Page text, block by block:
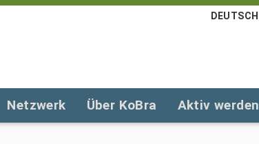
DEUTSCH
Netzwerk Über KoBra Aktiv werden